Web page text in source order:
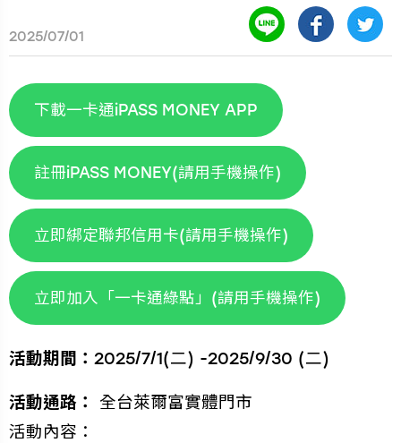
2025/07/01
下載一卡通iPASS MONEY APP
註冊iPASS MONEY(請用手機操作)
立即綁定聯邦信用卡(請用手機操作)
立即加入「一卡通綠點」(請用手機操作)
活動期間： 2025/7/1(二) -2025/9/30 (二)
活動通路： 全台萊爾富實體門市
活動內容：